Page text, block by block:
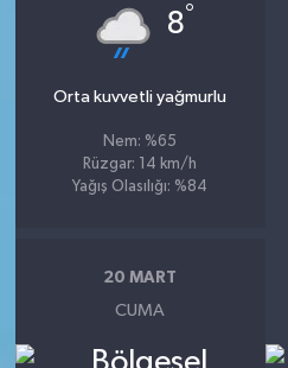
8°
Orta kuvvetli yağmurlu
Nem: %65
Rüzgar: 14 km/h
Yağış Olasılığı: %84
20 MART
CUMA